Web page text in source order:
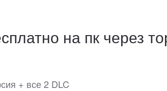
на пк через
+ все 2 DLC